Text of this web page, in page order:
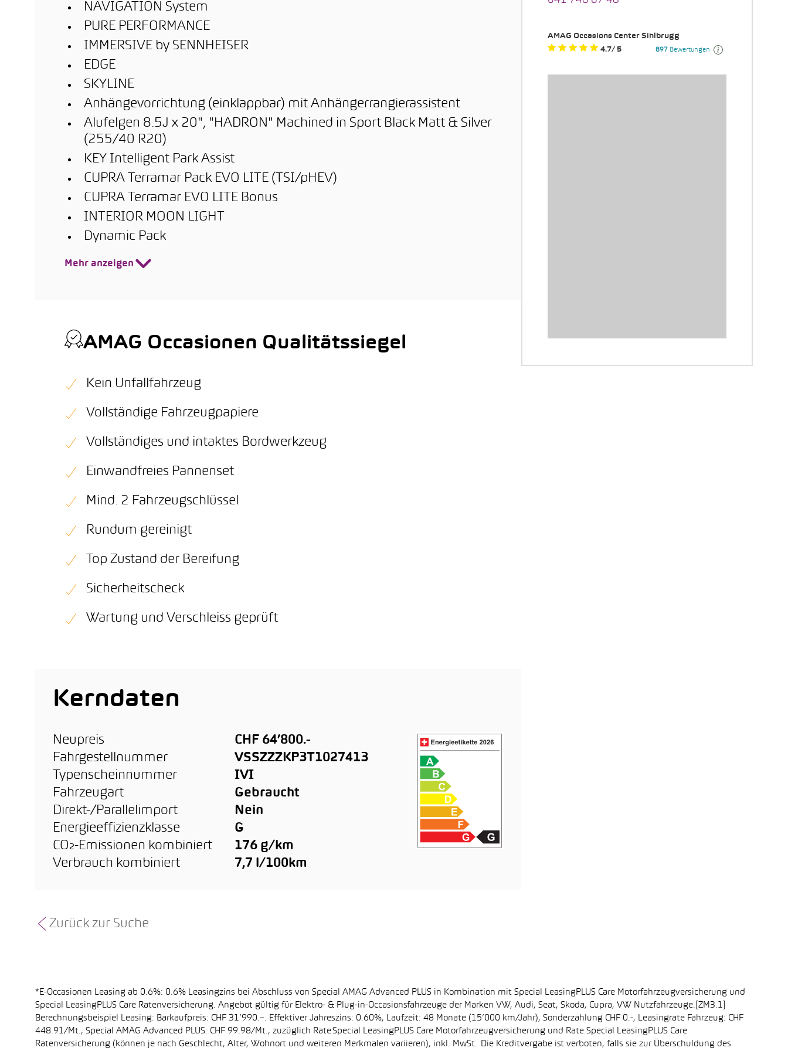
NAVIGATION System
PURE PERFORMANCE
IMMERSIVE by SENNHEISER
EDGE
SKYLINE
Anhängevorrichtung (einklappbar) mit Anhängerrangierassistent
Alufelgen 8.5J x 20", "HADRON" Machined in Sport Black Matt & Silver
(255/40 R20)
KEY Intelligent Park Assist
CUPRA Terramar Pack EVO LITE (TSI/pHEV)
CUPRA Terramar EVO LITE Bonus
INTERIOR MOON LIGHT
Dynamic Pack
Mehr anzeigen
AMAG Occasionen Qualitätssiegel
Kein Unfallfahrzeug
Vollständige Fahrzeugpapiere
Vollständiges und intaktes Bordwerkzeug
Einwandfreies Pannenset
Mind. 2 Fahrzeugschlüssel
Rundum gereinigt
Top Zustand der Bereifung
Sicherheitscheck
Wartung und Verschleiss geprüft
Kerndaten
Neupreis
CHF 64’800.-
Fahrgestellnummer
VSSZZZKP3T1027413
Typenscheinnummer
IVI
Fahrzeugart
Gebraucht
Direkt-/Parallelimport
Nein
Energieeffizienzklasse
G
CO₂-Emissionen kombiniert
176 g/km
Verbrauch kombiniert
7,7 l/100km
Zurück zur Suche
*E-Occasionen Leasing ab 0.6%: 0.6% Leasingzins bei Abschluss von Special AMAG Advanced PLUS in Kombination mit Special LeasingPLUS Care Motorfahrzeugversicherung und
Special LeasingPLUS Care Ratenversicherung. Angebot gültig für Elektro- & Plug-in-Occasionsfahrzeuge der Marken VW, Audi, Seat, Skoda, Cupra, VW Nutzfahrzeuge.[ZM3.1]
Berechnungsbeispiel Leasing: Barkaufpreis: CHF 31’990.–. Effektiver Jahreszins: 0.60%, Laufzeit: 48 Monate (15’000 km/Jahr), Sonderzahlung CHF 0.-, Leasingrate Fahrzeug: CHF
448.91/Mt., Special AMAG Advanced PLUS: CHF 99.98/Mt., zuzüglich Rate Special LeasingPLUS Care Motorfahrzeugversicherung und Rate Special LeasingPLUS Care
Ratenversicherung (können je nach Geschlecht, Alter, Wohnort und weiteren Merkmalen variieren), inkl. MwSt. Die Kreditvergabe ist verboten, falls sie zur Überschuldung des